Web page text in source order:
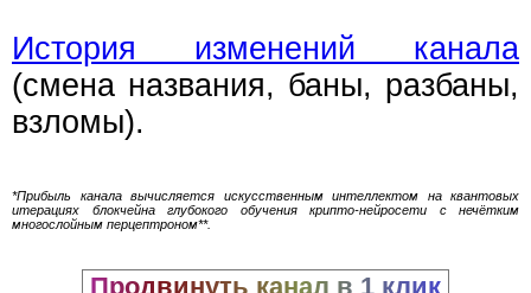
История изменений канала
(смена названия, баны, разбаны,
взломы).
*Прибыль канала вычисляется искусственным интеллектом на квантовых
итерациях блокчейна глубокого обучения крипто-нейросети с нечётким
многослойным перцептроном**.
Продвинуть канал в 1 клик